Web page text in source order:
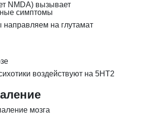
NMDA) вызывает
симптомы
на глутамат
воздействуют на 5HT2
мозга